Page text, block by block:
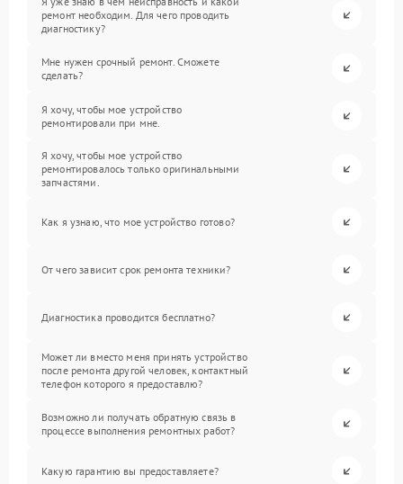
ремонт необходим. Для чего проводить
диагностику?
Мне нужен срочный ремонт. Сможете
сделать?
Я хочу, чтобы мое устройство
ремонтировали при мне.
Я хочу, чтобы мое устройство
ремонтировалось только оригинальными
запчастями.
Как я узнаю, что мое устройство готово?
От чего зависит срок ремонта техники?
Диагностика проводится бесплатно?
Может ли вместо меня принять устройство
после ремонта другой человек, контактный
телефон которого я предоставлю?
Возможно ли получать обратную связь в
процессе выполнения ремонтных работ?
Какую гарантию вы предоставляете?